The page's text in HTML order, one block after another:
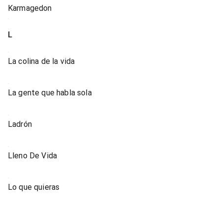
Karmagedon
L
La colina de la vida
La gente que habla sola
Ladrón
Lleno De Vida
Lo que quieras